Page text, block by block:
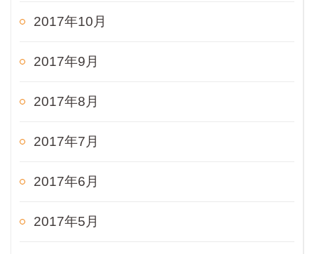
2017年10月
2017年9月
2017年8月
2017年7月
2017年6月
2017年5月